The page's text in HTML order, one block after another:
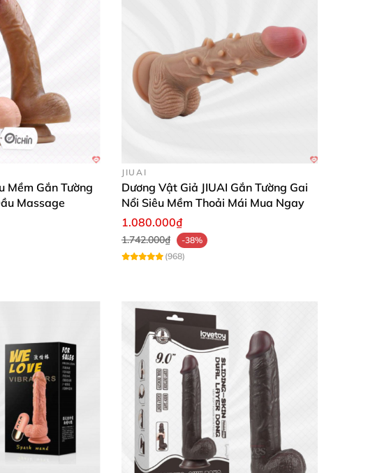
giác cực kỳ chân thực.
mái “thể hiện” tư thế yêu thích.
dùng.
sắc.
đang ở bên người thật. Dễ dàng gắn tường và thay
chắc chắn của đế hút giúp mình hoàn toàn yên tâm
đồ chơi mà mình luôn giới thiệu cho bạn bè.”
Mềm Gắn Tường
Massage
JIUAI
Dương Vật Giả JIUAI Gắn Tường Gai
Nổi Siêu Mềm Thoải Mái Mua Ngay
1.080.000₫
1.742.000₫
-38%
(968)